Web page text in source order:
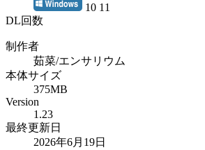
10 11
DL回数
制作者
茹菜/エンサリウム
本体サイズ
375MB
Version
1.23
最終更新日
2026年6月19日